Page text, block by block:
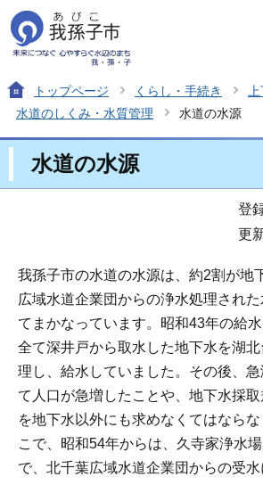
トップページ くらし・手続き
水道のしくみ・水質管理
水道の水源
水道の水源
登
更
我孫子市の水道の水源は、約2割が地
広域水道企業団からの浄水処理され
てまかなっています。昭和43年の給水
全て深井戸から取水した地下水を湖
理し、給水していました。その後、
て人口が急増したことや、地下水採
を地下水以外にも求めなくてはなら
こで、昭和54年からは、久寺家浄水
で、北千葉広域水道企業団からの受